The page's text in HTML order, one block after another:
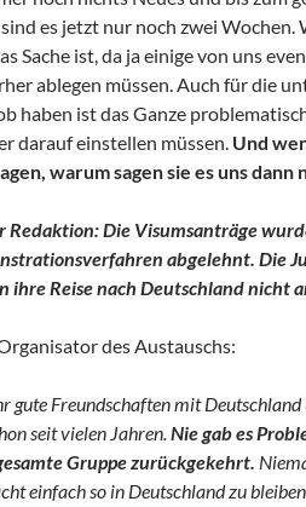
es jetzt nur noch zwei Wochen.
Sache ist, da ja einige von uns
ablegen müssen. Auch für die
haben ist das Ganze
darauf einstellen müssen. Und
warum sagen sie es uns dann
Redaktion: Die Visumsanträge
abgelehnt. Die
ihre Reise nach Deutschland nicht
des Austauschs:
gute Freundschaften mit Deutschland
seit vielen Jahren.Nie gab es
Gruppe zurückgekehrt.
einfach so in Deutschland zu